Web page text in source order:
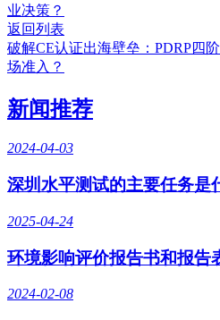
业决策？
返回列表
破解CE认证出海壁垒：PDRP四
场准入？
新闻推荐
2024-04-03
深圳水平测试的主要任务是
2025-04-24
环境影响评价报告书和报告
2024-02-08